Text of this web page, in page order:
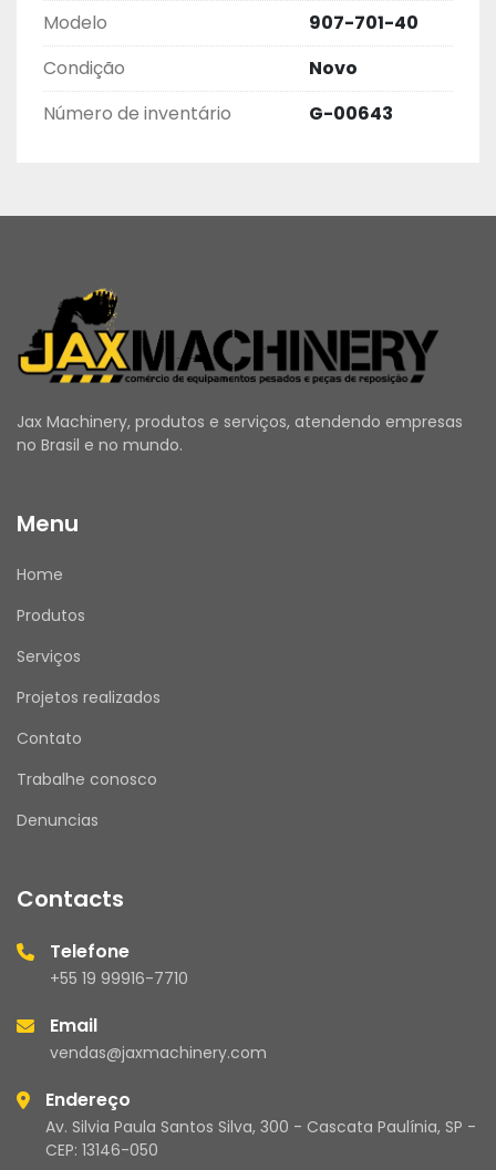
Modelo
907-701-40
Condição
Novo
Número de inventário
G-00643
Jax Machinery, produtos e serviços, atendendo empresas
no Brasil e no mundo.
Menu
Home
Produtos
Serviços
Projetos realizados
Contato
Trabalhe conosco
Denuncias
Contacts
Telefone
+55 19 99916-7710
Email
vendas@jaxmachinery.com
Endereço
Av. Silvia Paula Santos Silva, 300 - Cascata Paulínia, SP -
CEP: 13146-050